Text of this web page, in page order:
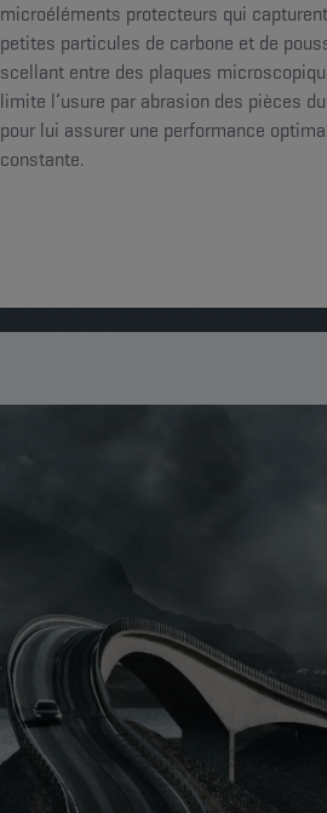
microéléments protecteurs qui
petites particules de carbone et de
scellant entre des plaques
limite l’usure par abrasion des pièces
pour lui assurer une performance
constante.